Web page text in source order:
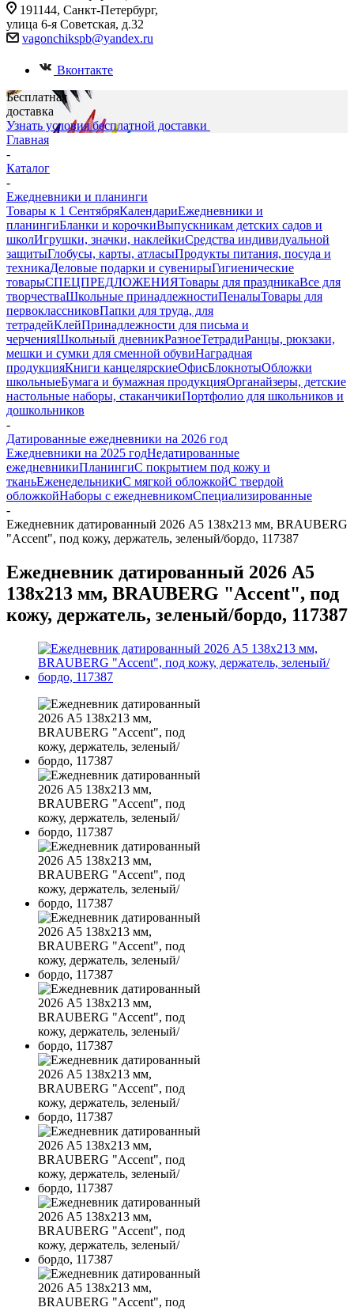
191144, Санкт-Петербург,
улица 6-я Советская, д.32
vagonchikspb@yandex.ru
Вконтакте
Бесплатная
доставка
Узнать условия бесплатной доставки
Главная
-
Каталог
-
Ежедневники и планинги
Товары к 1 СентябряКалендариЕжедневники и
планингиБланки и корочкиВыпускникам детских садов и
школИгрушки, значки, наклейкиСредства индивидуальной
защитыГлобусы, карты, атласыПродукты питания, посуда и
техникаДеловые подарки и сувенирыГигиенические
товарыСПЕЦПРЕДЛОЖЕНИЯТовары для праздникаВсе для
творчестваШкольные принадлежностиПеналыТовары для
первоклассниковПапки для труда, для
тетрадейКлейПринадлежности для письма и
черченияШкольный дневникРазноеТетрадиРанцы, рюкзаки,
мешки и сумки для сменной обувиНаградная
продукцияКниги канцелярскиеОфисБлокнотыОбложки
школьныеБумага и бумажная продукцияОрганайзеры, детские
настольные наборы, стаканчикиПортфолио для школьников и
дошкольников
-
Датированные ежедневники на 2026 год
Ежедневники на 2025 годНедатированные
ежедневникиПланингиС покрытием под кожу и
тканьЕженедельникиС мягкой обложкойС твердой
обложкойНаборы с ежедневникомСпециализированные
-
Ежедневник датированный 2026 А5 138х213 мм, BRAUBERG
"Accent", под кожу, держатель, зеленый/бордо, 117387
Ежедневник датированный 2026 А5
138х213 мм, BRAUBERG "Accent", под
кожу, держатель, зеленый/бордо, 117387